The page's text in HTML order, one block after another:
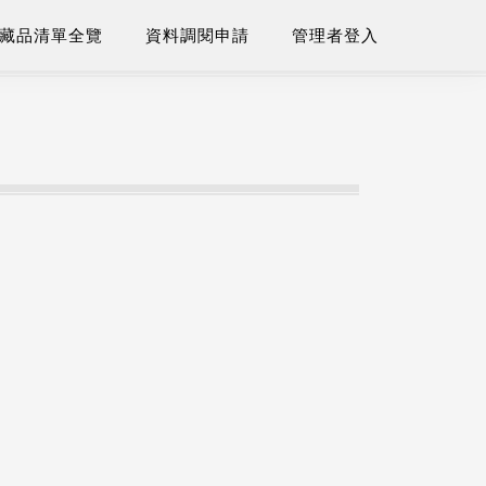
品清單全覽 資料調閱申請 管理者登入